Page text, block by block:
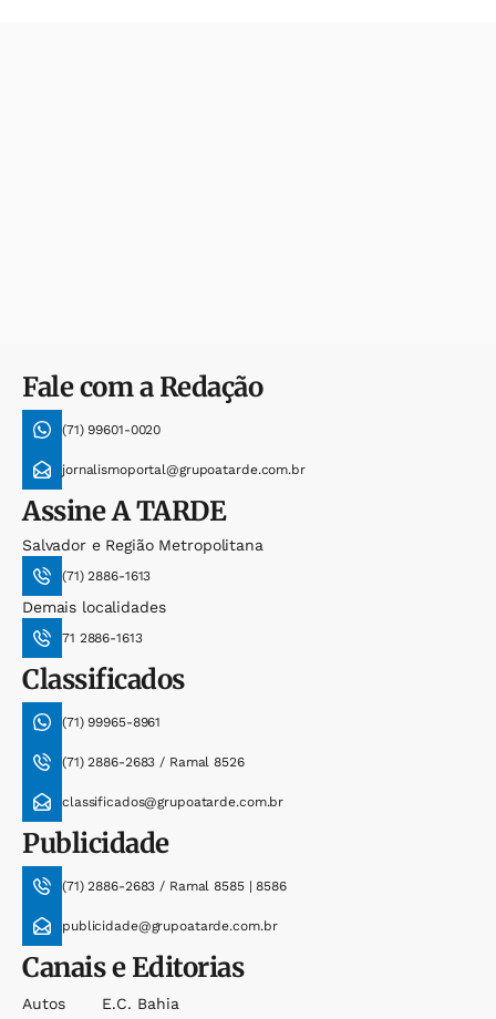
Fale com a Redação
(71) 99601-0020
jornalismoportal@grupoatarde.com.br
AssineA TARDE
Salvador e Região Metropolitana
(71) 2886-1613
Demais localidades
71 2886-1613
Classificados
(71) 99965-8961
(71) 2886-2683 / Ramal 8526
classificados@grupoatarde.com.br
Publicidade
(71) 2886-2683 / Ramal 8585 | 8586
publicidade@grupoatarde.com.br
Canais e Editorias
Autos
E.c. Bahia